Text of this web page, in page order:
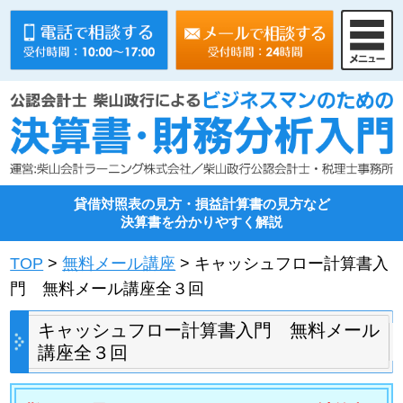
貸借対照表の見方・損益計算書の見方など
決算書を分かりやすく解説
TOP >無料メール講座 > キャッシュフロー計算書入
門 無料メール講座全３回
キャッシュフロー計算書入門 無料メール
講座全３回